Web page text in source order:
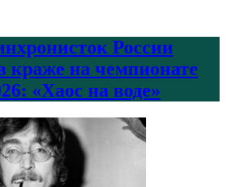
России
краже на чемпионате
«Хаос на воде»